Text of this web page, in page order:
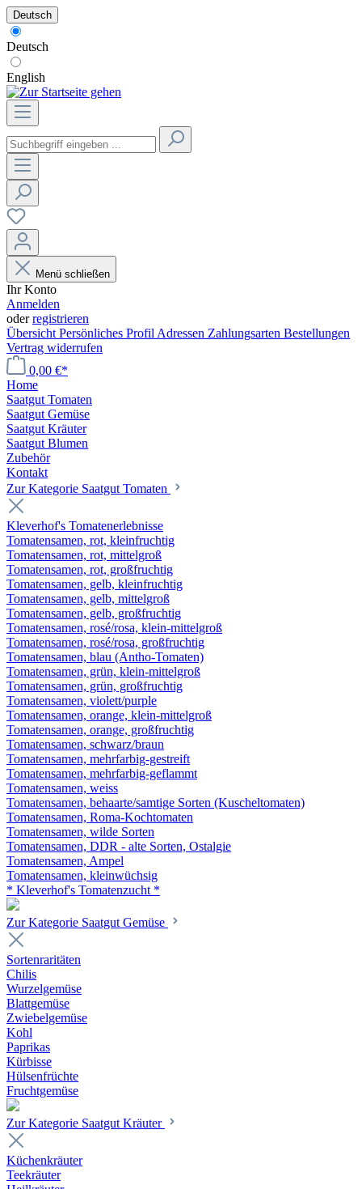
Deutsch
Deutsch
English
Menü schließen
Ihr Konto
Anmelden
oderregistrieren
Übersicht Persönliches Profil Adressen Zahlungsarten Bestellungen
Vertrag widerrufen
0,00 €*
Home
Saatgut Tomaten
Saatgut Gemüse
Saatgut Kräuter
Saatgut Blumen
Zubehör
Kontakt
Zur Kategorie Saatgut Tomaten
Kleverhof's Tomatenerlebnisse
Tomatensamen, rot, kleinfruchtig
Tomatensamen, rot, mittelgroß
Tomatensamen, rot, großfruchtig
Tomatensamen, gelb, kleinfruchtig
Tomatensamen, gelb, mittelgroß
Tomatensamen, gelb, großfruchtig
Tomatensamen, rosé/rosa, klein-mittelgroß
Tomatensamen, rosé/rosa, großfruchtig
Tomatensamen, blau (Antho-Tomaten)
Tomatensamen, grün, klein-mittelgroß
Tomatensamen, grün, großfruchtig
Tomatensamen, violett/purple
Tomatensamen, orange, klein-mittelgroß
Tomatensamen, orange, großfruchtig
Tomatensamen, schwarz/braun
Tomatensamen, mehrfarbig-gestreift
Tomatensamen, mehrfarbig-geflammt
Tomatensamen, weiss
Tomatensamen, behaarte/samtige Sorten (Kuscheltomaten)
Tomatensamen, Roma-Kochtomaten
Tomatensamen, wilde Sorten
Tomatensamen, DDR - alte Sorten, Ostalgie
Tomatensamen, Ampel
Tomatensamen, kleinwüchsig
* Kleverhof's Tomatenzucht *
Zur Kategorie Saatgut Gemüse
Sortenraritäten
Chilis
Wurzelgemüse
Blattgemüse
Zwiebelgemüse
Kohl
Paprikas
Kürbisse
Hülsenfrüchte
Fruchtgemüse
Zur Kategorie Saatgut Kräuter
Küchenkräuter
Teekräuter